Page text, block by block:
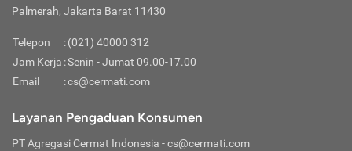
Palmerah, Jakarta Barat 11430
Telepon :(021) 40000 312
Jam Kerja :Senin - Jumat 09.00-17.00
Email
:cs@cermati.com
Layanan Pengaduan Konsumen
PT Agregasi Cermat Indonesia - cs@cermati.com